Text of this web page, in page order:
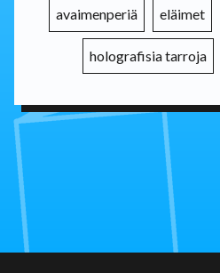
avaimenperiä eläimet
holografisia tarroja